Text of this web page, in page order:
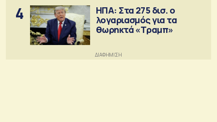
4
ΗΠΑ: Στα 275 δισ. ο
λογαριασμός για τα
θωρηκτά «Τραμπ»